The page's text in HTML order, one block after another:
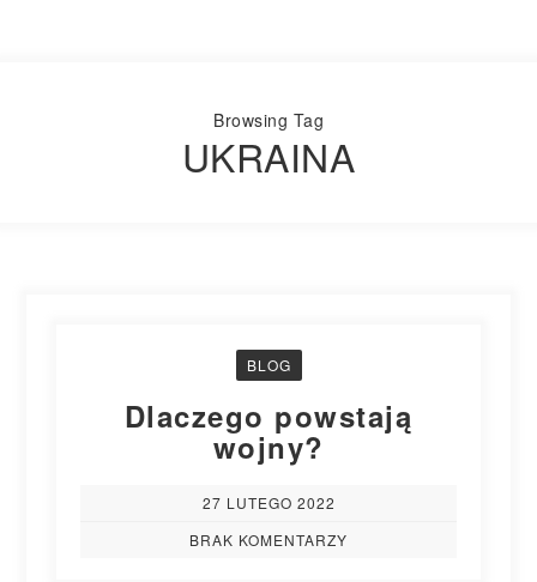
Browsing Tag
UKRAINA
BLOG
Dlaczego powstają
wojny?
27 LUTEGO 2022
BRAK KOMENTARZY